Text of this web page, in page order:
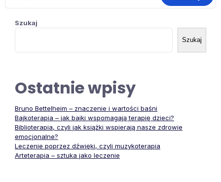
Szukaj
Szukaj
Ostatnie wpisy
Bruno Bettelheim – znaczenie i wartości baśni
Bajkoterapia – jak bajki wspomagają terapię dzieci?
Biblioterapia, czyli jak książki wspierają nasze zdrowie
emocjonalne?
Leczenie poprzez dźwięki, czyli muzykoterapia
Arteterapia – sztuka jako leczenie